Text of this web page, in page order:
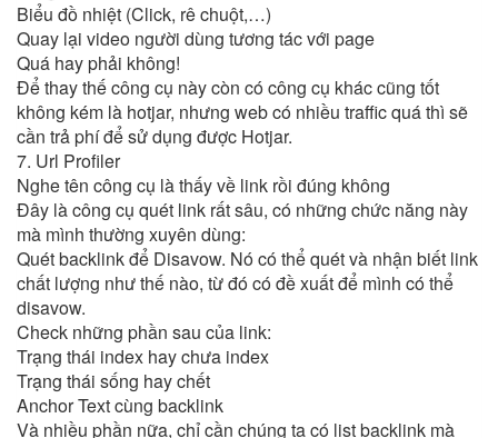
Biểu đồ nhiệt (Click, rê chuột,…)
Quay lại video người dùng tương tác với page
Quá hay phải không!
Để thay thế công cụ này còn có công cụ khác cũng tốt
không kém là hotjar, nhưng web có nhiều traffic quá thì sẽ
cần trả phí để sử dụng được Hotjar.
7. Url Profiler
Nghe tên công cụ là thấy về link rồi đúng không
Đây là công cụ quét link rất sâu, có những chức năng này
mà mình thường xuyên dùng:
Quét backlink để Disavow. Nó có thể quét và nhận biết link
chất lượng như thế nào, từ đó có đề xuất để mình có thể
disavow.
Check những phần sau của link:
Trạng thái index hay chưa index
Trạng thái sống hay chết
Anchor Text cùng backlink
Và nhiều phần nữa, chỉ cần chúng ta có list backlink mà